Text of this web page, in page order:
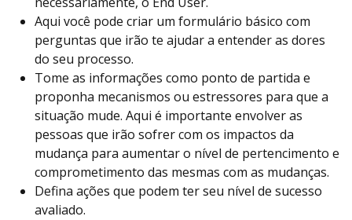
Aqui você pode criar um formulário básico com
perguntas que irão te ajudar a entender as dores
do seu processo.
Tome as informações como ponto de partida e
proponha mecanismos ou estressores para que a
situação mude. Aqui é importante envolver as
pessoas que irão sofrer com os impactos da
mudança para aumentar o nível de pertencimento e
comprometimento das mesmas com as mudanças.
Defina ações que podem ter seu nível de sucesso
avaliado.